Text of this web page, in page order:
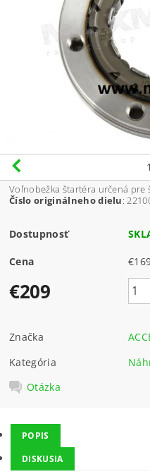
1
Voľnobežka štartéra určená pre
Číslo originálneho dielu:
Dostupnosť
Cena
€209
Značka
Kategória
Otázka
POPIS
DISKUSIA